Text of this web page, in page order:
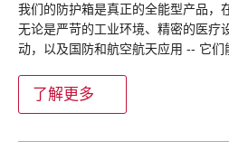
我们的防护箱是真正的全能型产品，
无论是严苛的工业环境、精密的医疗
动，以及国防和航空航天应用 -- 它们
了解更多